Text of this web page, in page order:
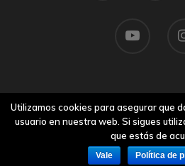
Aviso legal
Utilizamos cookies para asegurar que
usuario en nuestra web. Si sigues
que estás de
Vale Política de